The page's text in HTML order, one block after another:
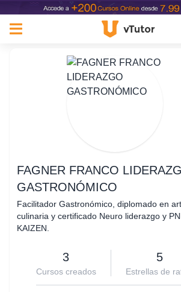
FAGNER FRANCO
GASTRONÓMICO
Facilitador Gastronómico, diplomado en
culinaria y certificado Neuro liderazgo y
KAIZEN.
3
Cursos creados
5
Estrellas de